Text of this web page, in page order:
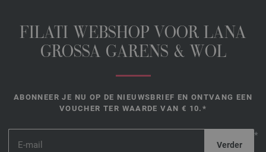
FILATI WEBSHOP VOOR LANA
GROSSA GARENS & WOL
ABONNEER JE NU OP DE NIEUWSBRIEF EN ONTVANG EEN
VOUCHER TER WAARDE VAN € 10.*
*